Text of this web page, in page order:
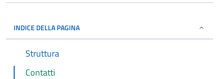
INDICE DELLA PAGINA
Struttura
Contatti